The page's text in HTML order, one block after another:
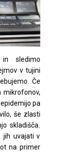
in sledimo
v tujini
Če
mikrofonov,
pa
še zlasti
skladišča.
jih uvajati v
na primer